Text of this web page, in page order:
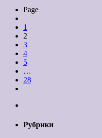
Page
1
2
3
4
5
…
28
Рубрики